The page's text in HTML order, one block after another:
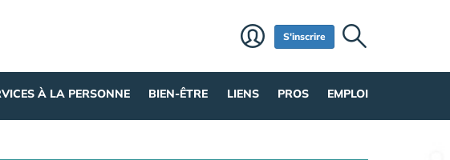
S'inscrire
À LA PERSONNE BIEN-ÊTRE LIENS PROS EMPLOI